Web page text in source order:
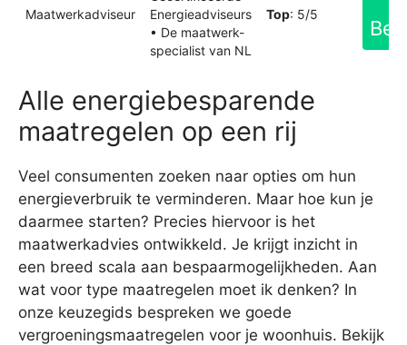
Maatwerkadviseur
Energieadviseurs
• De maatwerk-
specialist van NL
Top: 5/5
Alle energiebesparende
maatregelen op een rij
Veel consumenten zoeken naar opties om hun
energieverbruik te verminderen. Maar hoe kun je
daarmee starten? Precies hiervoor is het
maatwerkadvies ontwikkeld. Je krijgt inzicht in
een breed scala aan bespaarmogelijkheden. Aan
wat voor type maatregelen moet ik denken? In
onze keuzegids bespreken we goede
vergroeningsmaatregelen voor je woonhuis. Bekijk